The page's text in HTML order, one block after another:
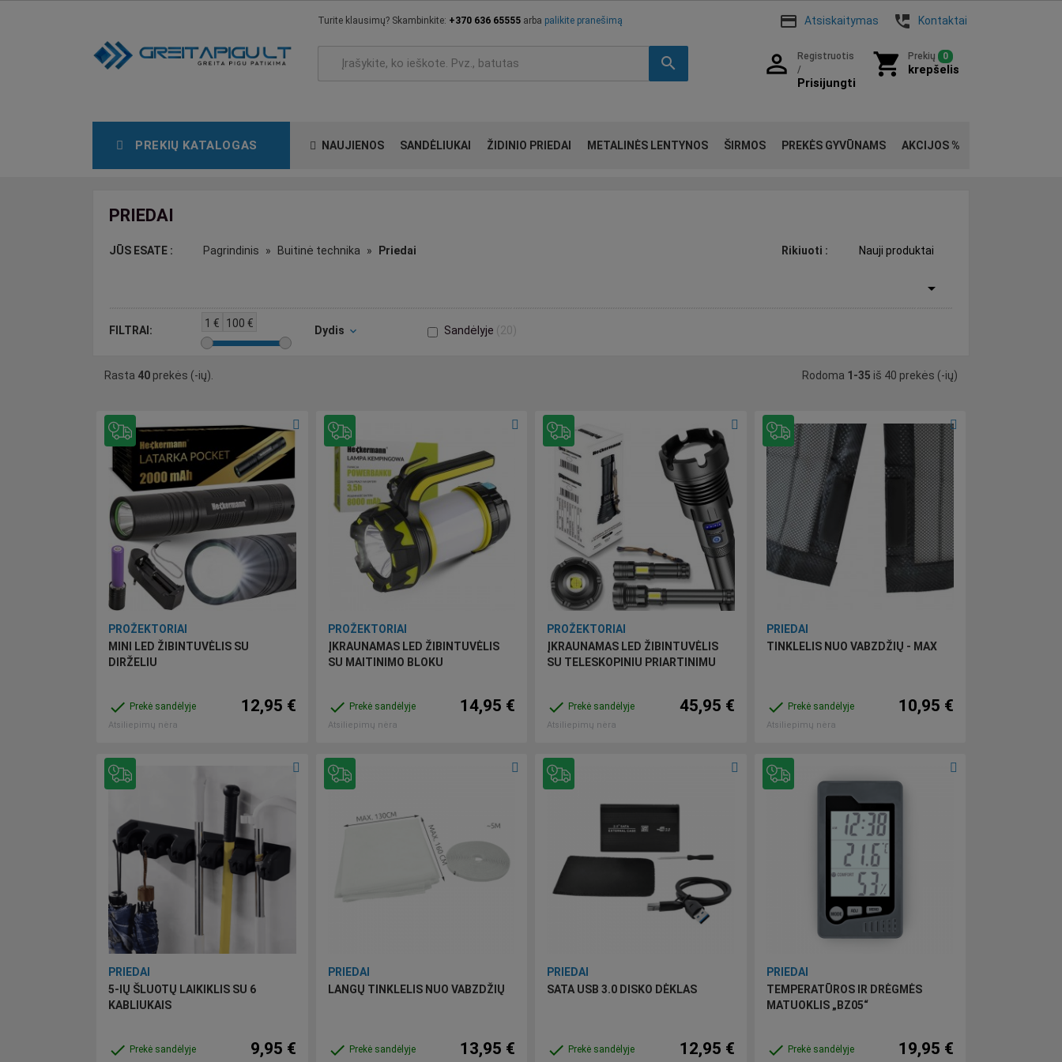
Turite klausimų? Skambinkite: +370 636 65555 arba palikite pranešimą payment Atsiskaitymas perm_phone_msg Kontaktai
search shopping_cart Prekių 0
krepšelis
person_outline
Registruotis
/
Prisijungti
PREKIŲ KATALOGAS NAUJIENOS SANDĖLIUKAI ŽIDINIO PRIEDAI METALINĖS LENTYNOS ŠIRMOS PREKĖS GYVŪNAMS AKCIJOS %
PRIEDAI
JŪS ESATE : Pagrindinis Buitinė technika Priedai Rikiuoti : Nauji produktai
arrow_drop_down
FILTRAI:
1 € 100 €
Dydis expand_more Sandėlyje 20
Rasta 40 prekės (-ių). Rodoma 1-35 iš 40 prekės (-ių)
PROŽEKTORIAI
MINI LED ŽIBINTUVĖLIS SU
DIRŽELIU
done Prekė sandėlyje
Atsiliepimų nėra
12,95 €
PROŽEKTORIAI
ĮKRAUNAMAS LED ŽIBINTUVĖLIS
SU MAITINIMO BLOKU
done Prekė sandėlyje
Atsiliepimų nėra
14,95 €
PROŽEKTORIAI
ĮKRAUNAMAS LED ŽIBINTUVĖLIS
SU TELESKOPINIU PRIARTINIMU
done Prekė sandėlyje
Atsiliepimų nėra
45,95 €
PRIEDAI
TINKLELIS NUO VABZDŽIŲ - MAX
done Prekė sandėlyje
Atsiliepimų nėra
10,95 €
PRIEDAI
5-IŲ ŠLUOTŲ LAIKIKLIS SU 6
KABLIUKAIS
done Prekė sandėlyje 9,95 €
PRIEDAI
LANGŲ TINKLELIS NUO VABZDŽIŲ
done Prekė sandėlyje 13,95 €
PRIEDAI
SATA USB 3.0 DISKO DĖKLAS
done Prekė sandėlyje 12,95 €
PRIEDAI
TEMPERATŪROS IR DRĖGMĖS
MATUOKLIS „BZ05“
done Prekė sandėlyje 19,95 €